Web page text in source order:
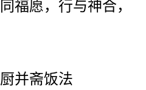
福愿，行与神合，
并斋饭法